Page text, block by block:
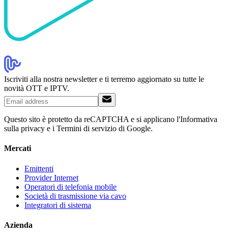
Iscriviti alla nostra newsletter e ti terremo aggiornato su tutte le
novità OTT e IPTV.
Questo sito è protetto da reCAPTCHA e si applicano l'Informativa
sulla privacy e i Termini di servizio di Google.
Mercati
Emittenti
Provider Internet
Operatori di telefonia mobile
Società di trasmissione via cavo
Integratori di sistema
Azienda